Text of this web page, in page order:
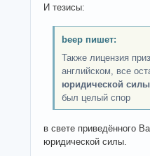
И тезисы:
beep пишет:
Также лицензия
английском, все
юридической силы
был целый спор
в свете приведённого
юридической силы.